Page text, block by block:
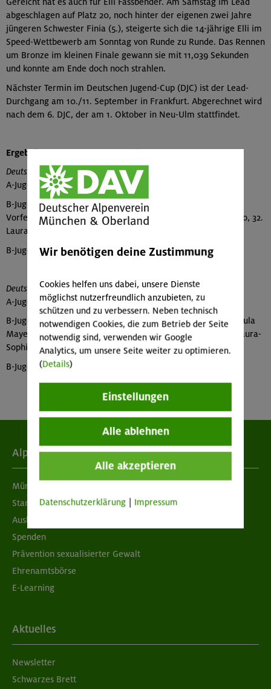
abgeschlagen auf Platz 20, noch hinter der eigenen zwei Jahre
jüngeren Schwester Finia (5.), steigerte sich die 14-jährige Elli im
Speed-Wettbewerb am Sonntag von Runde zu Runde. Das Rennen
um Bronze im kleinen Finale gewann sie mit 11,039 Sekunden
und konnte am Ende doch noch strahlen.
Nächster Termin im Deutschen Jugend-Cup (DJC) ist der Lead-
Durchgang am 10./11. September in Frankfurt. Abgerechnet wird
nach dem 6. DJC, der am 1. Oktober in Neu-Ulm stattfindet.
Ergebnisse des Kletterteams München & Oberland
Deutscher Jugend-Cup, Lead
A-Jugend, weiblich: 9. Julia Urban
B-Jugend, weiblich: 5. Finia Fassbender, 10. Paula Mayer-
Vorfelder, 15. Daria Keller, 20. Elli Fassbender, 21. Alisa Strigo, 32.
Laura-Sophie Claure Cabral
B-Jugend, männlich: 31. Anton Fassbender
Deutscher Jugend-Cup, Speed
A-Jugend, weiblich: 1. Julie Fritsche, 13. Julia Urban
B-Jugend, weiblich: 3. Elli Fassbender, 12. Daria Keller, 16. Paula
Mayer-Vorfelder, 25. Finia Fassbender, 36. Alisa Strigo, 32. Laura-
Sophie Claure Cabral
B-Jugend, männlich: 31. Anton Fassbender
Alpenverein
München & Oberland
Standorte
Ausbildung & Jobs
Spenden
Prävention sexualisierter Gewalt
Ehrenamtsbörse
E-Learning
Aktuelles
Newsletter
Schwarzes Brett
Wir benötigen deine Zustimmung
Cookies helfen uns dabei, unsere Dienste
möglichst nutzerfreundlich anzubieten, zu
schützen und zu verbessern. Neben technisch
notwendigen Cookies, die zum Betrieb der Seite
notwendig sind, verwenden wir Google
Analytics, um unsere Seite weiter zu optimieren.
(Details)
Einstellungen
Alle ablehnen
Alle akzeptieren
Datenschutzerklärung Impressum